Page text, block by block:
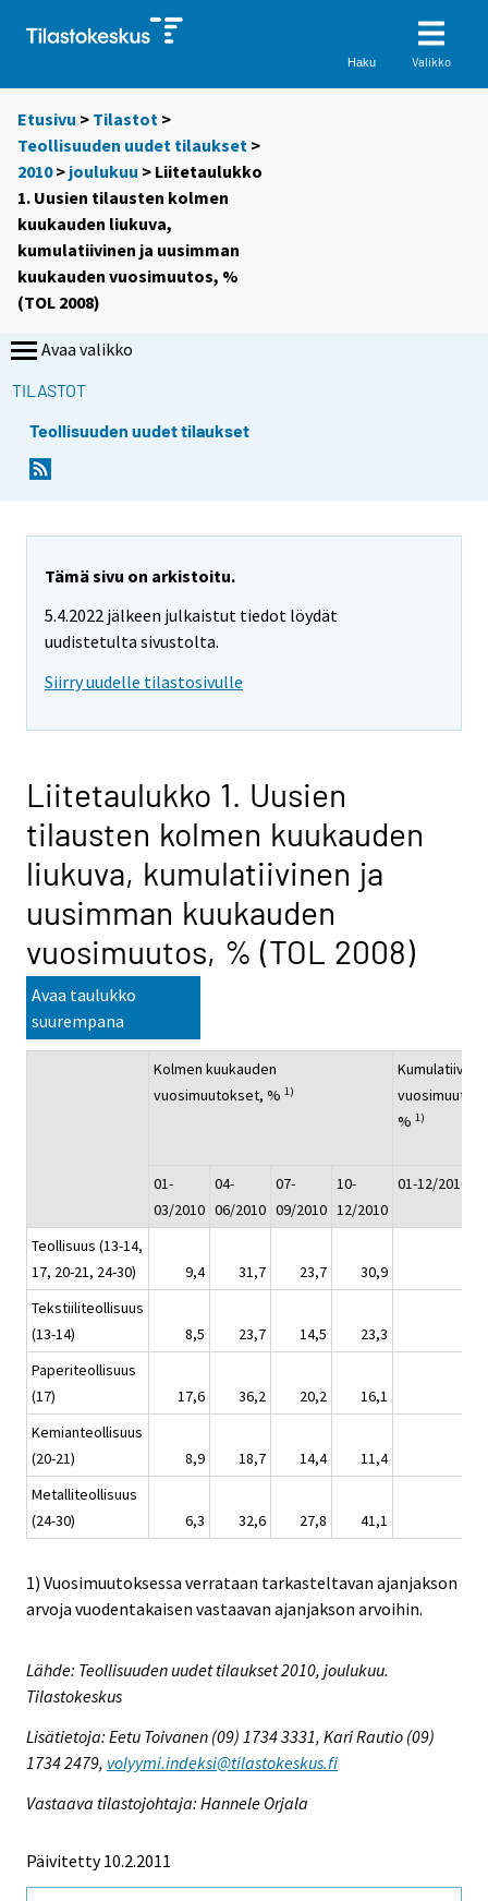
Haku Valikko
Etusivu > Tilastot >
Teollisuuden uudet tilaukset >
2010> joulukuu > Liitetaulukko
1. Uusien tilausten kolmen
kuukauden liukuva,
kumulatiivinen ja uusimman
kuukauden vuosimuutos, %
(TOL 2008)
Avaa valikko
TILASTOT
Teollisuuden uudet tilaukset
Tämä sivu on arkistoitu.
5.4.2022 jälkeen julkaistut tiedot löydät
uudistetulta sivustolta.
Siirry uudelle tilastosivulle
Liitetaulukko 1. Uusien
tilausten kolmen kuukauden
liukuva, kumulatiivinen ja
uusimman kuukauden
vuosimuutos, % (TOL 2008)
Avaa taulukko
suurempana
Kolmen kuukauden
vuosimuutokset, % 1)
vuosimuutos,
% 1)
01-
03/2010
04-
06/2010
07-
09/2010
10-
12/2010
01-12/2010
Teollisuus (13-14,
17, 20-21, 24-30)
9,4 31,7 23,7 30,9
Tekstiiliteollisuus
(13-14)
8,5 23,7 14,5 23,3
Paperiteollisuus
(17)
17,6 36,2 20,2 16,1
Kemianteollisuus
(20-21)
8,9 18,7 14,4 11,4
Metalliteollisuus
(24-30)
6,3 32,6 27,8 41,1
1) Vuosimuutoksessa verrataan tarkasteltavan ajanjakson
arvoja vuodentakaisen vastaavan ajanjakson arvoihin.
Lähde: Teollisuuden uudet tilaukset 2010, joulukuu.
Tilastokeskus
Lisätietoja: Eetu Toivanen (09) 1734 3331, Kari Rautio (09)
1734 2479, volyymi.indeksi@tilastokeskus.fi
Vastaava tilastojohtaja: Hannele Orjala
Päivitetty 10.2.2011